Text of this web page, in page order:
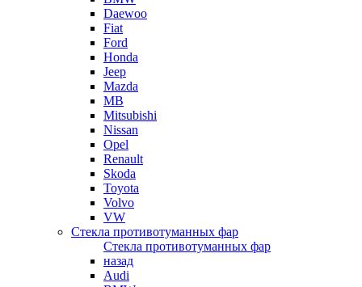
Daewoo
Fiat
Ford
Honda
Jeep
Mazda
MB
Mitsubishi
Nissan
Opel
Renault
Skoda
Toyota
Volvo
VW
Стекла противотуманных фар
Стекла противотуманных фар
назад
Audi